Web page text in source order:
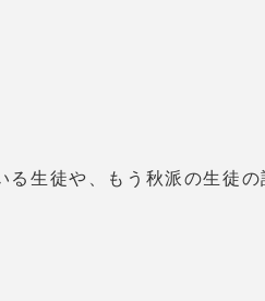
る生徒や、もう秋派の生徒